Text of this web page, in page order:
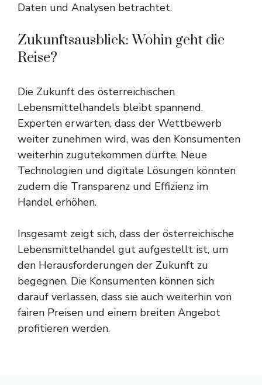
Daten und Analysen betrachtet.
Zukunftsausblick: Wohin geht die
Reise?
Die Zukunft des österreichischen
Lebensmittelhandels bleibt spannend.
Experten erwarten, dass der Wettbewerb
weiter zunehmen wird, was den Konsumenten
weiterhin zugutekommen dürfte. Neue
Technologien und digitale Lösungen könnten
zudem die Transparenz und Effizienz im
Handel erhöhen.
Insgesamt zeigt sich, dass der österreichische
Lebensmittelhandel gut aufgestellt ist, um
den Herausforderungen der Zukunft zu
begegnen. Die Konsumenten können sich
darauf verlassen, dass sie auch weiterhin von
fairen Preisen und einem breiten Angebot
profitieren werden.